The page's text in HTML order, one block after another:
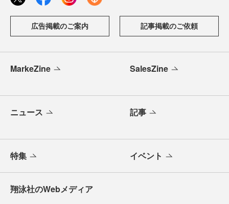
広告掲載のご案内 記事掲載のご依頼
MarkeZine SalesZine
ニュース 記事
特集 イベント
翔泳社のWebメディア